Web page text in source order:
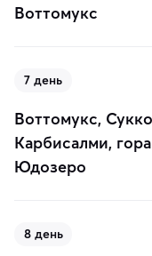
Воттомукс
7 день
Воттомукс,
Карбисалми,
Юдозеро
8 день